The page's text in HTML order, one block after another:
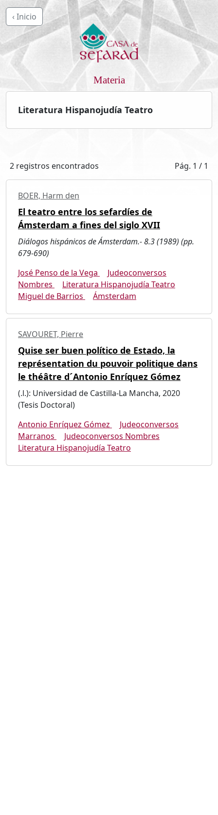
‹ Inicio
Materia
Literatura Hispanojudía Teatro
2 registros encontrados Pág. 1 / 1
BOER, Harm den
El teatro entre los sefardíes de
Ámsterdam a fines del siglo XVII
Diálogos hispánicos de Ámsterdam.- 8.3 (1989) (pp.
679-690)
José Penso de la Vega
Judeoconversos
Nombres
Literatura Hispanojudía Teatro
Miguel de Barrios
Ámsterdam
SAVOURET, Pierre
Quise ser buen político de Estado, la
représentation du pouvoir politique dans
le théâtre d´Antonio Enríquez Gómez
(.l.): Universidad de Castilla-La Mancha, 2020
(Tesis Doctoral)
Antonio Enríquez Gómez
Judeoconversos
Marranos
Judeoconversos Nombres
Literatura Hispanojudía Teatro